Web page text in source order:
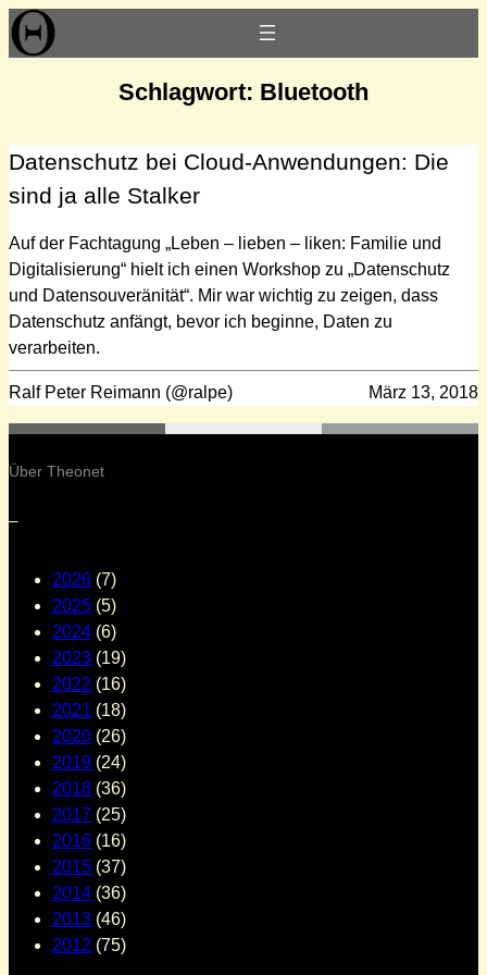
Zum
Inhalt
Schlagwort: Bluetooth
Datenschutz bei Cloud-Anwendungen: Die
sind ja alle Stalker
Auf der Fachtagung „Leben – lieben – liken: Familie und
Digitalisierung“ hielt ich einen Workshop zu „Datenschutz
und Datensouveränität“. Mir war wichtig zu zeigen, dass
Datenschutz anfängt, bevor ich beginne, Daten zu
verarbeiten.
Ralf Peter Reimann (@ralpe) März 13, 2018
Über Theonet
–
2026 (7)
2025 (5)
2024 (6)
2023 (19)
2022 (16)
2021 (18)
2020 (26)
2019 (24)
2018 (36)
2017 (25)
2016 (16)
2015 (37)
2014 (36)
2013 (46)
2012 (75)